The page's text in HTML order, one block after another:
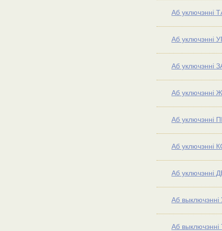
Аб уключэнні
Аб уключэнні
Аб уключэнні
Аб уключэнні
Аб уключэнні
Аб уключэнні
Аб уключэнні
Аб
Аб выключэнні